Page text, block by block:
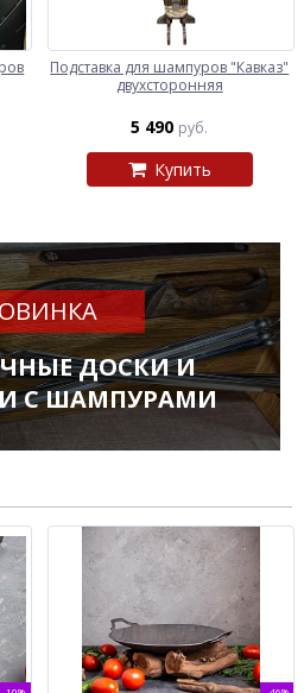
Подставка для шампуров "Кавказ"
двухсторонняя
5 490 руб.
Купить
ДОСКИ И
С ШАМПУРАМИ